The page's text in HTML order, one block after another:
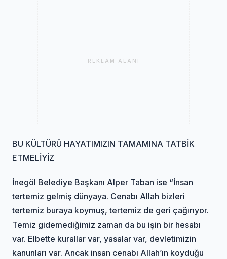
REKLAM ALANI
BU KÜLTÜRÜ HAYATIMIZIN TAMAMINA TATBİK
ETMELİYİZ
İnegöl Belediye Başkanı Alper Taban ise “İnsan
tertemiz gelmiş dünyaya. Cenabı Allah bizleri
tertemiz buraya koymuş, tertemiz de geri çağırıyor.
Temiz gidemediğimiz zaman da bu işin bir hesabı
var. Elbette kurallar var, yasalar var, devletimizin
kanunları var. Ancak insan cenabı Allah’ın koyduğu